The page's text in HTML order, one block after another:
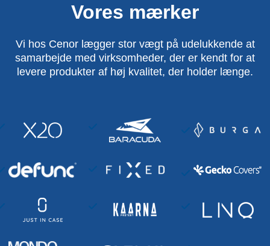
Vores mærker
Vi hos Cenor lægger stor vægt på udelukkende at
samarbejde med virksomheder, der er kendt for at
levere produkter af høj kvalitet, der holder længe.